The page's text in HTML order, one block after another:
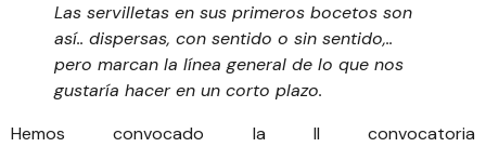
Las servilletas en sus primeros bocetos son
así.. dispersas, con sentido o sin sentido,..
pero marcan la línea general de lo que nos
gustaría hacer en un corto plazo.
Hemos convocado la II convocatoria